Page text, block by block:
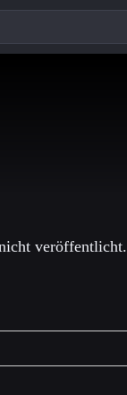
veröffentlicht.